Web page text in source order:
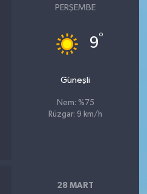
PERŞEMBE
9°
Güneşli
Nem: %75
Rüzgar: 9 km/h
28 MART